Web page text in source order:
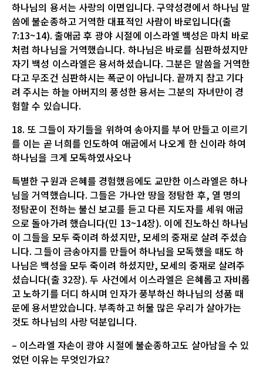
하나님의 용서는 사랑의 이면입니다. 구약성경에서 하나님 말
씀에 불순종하고 거역한 대표적인 사람이 바로입니다(출
7:13~14). 출애굽 후 광야 시절에 이스라엘 백성은 마치 바로
처럼 하나님을 거역했습니다. 하나님은 바로를 심판하셨지만
자기 백성 이스라엘은 용서하셨습니다. 그분은 말씀을 거역한
다고 무조건 심판하시는 폭군이 아닙니다. 끝까지 참고 기다
려 주시는 하늘 아버지의 풍성한 용서는 그분의 자녀만이 경
험할 수 있습니다.
18. 또 그들이 자기들을 위하여 송아지를 부어 만들고 이르기
를 이는 곧 너희를 인도하여 애굽에서 나오게 한 신이라 하여
하나님을 크게 모독하였사오나
특별한 구원과 은혜를 경험했음에도 교만한 이스라엘은 하나
님을 거역했습니다. 그들은 가나안 땅을 정탐한 후, 열 명의
정탐꾼이 전하는 불신 보고를 듣고 다른 지도자를 세워 애굽
으로 돌아가려 했습니다(민 13~14장). 이에 진노하신 하나님
이 그들을 모두 죽이려 하셨지만, 모세의 중재로 살려 주셨습
니다. 그들이 금송아지를 만들어 하나님을 모독했을 때도 하
나님은 백성을 모두 죽이려 하셨지만, 모세의 중재로 살려주
셨습니다(출 32장). 두 사건에서 이스라엘은 은혜롭고 자비롭
고 노하기를 더디 하시며 인자가 풍부하신 하나님의 성품 때
문에 용서받았습니다. 부족하고 허물 많은 우리가 살아가는
것도 하나님의 사랑 덕분입니다.
– 이스라엘 자손이 광야 시절에 불순종하고도 살아남을 수 있
었던 이유는 무엇인가요?